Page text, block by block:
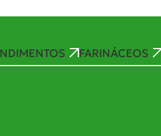
FARINÁCEOS